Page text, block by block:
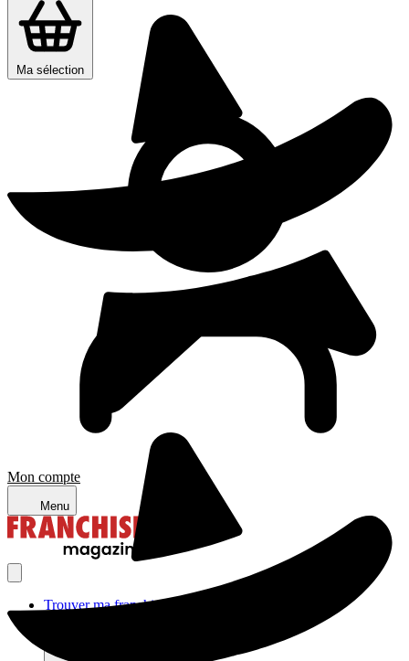
Ma sélection
Mon compte
Menu
Trouver ma franchise